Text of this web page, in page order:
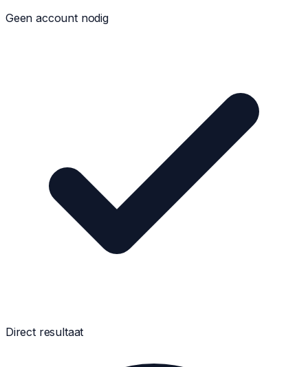
Geen account nodig
Direct resultaat